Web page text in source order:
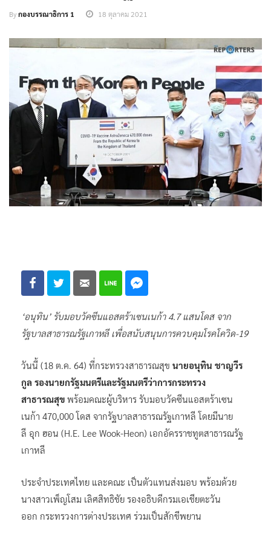
Byกองบรรณาธิการ 1 18 ตุลาคม 2021
‘อนุทิน’ รับมอบวัคซีนแอสตร้าเซนเนก้า 4.7 แสนโดส จาก
รัฐบาลสาธารณรัฐเกาหลี เพื่อสนับสนุนการควบคุมโรคโควิด-19
วันนี้ (18 ต.ค. 64) ที่กระทรวงสาธารณสุข นายอนุทิน ชาญวีร
กูล รองนายกรัฐมนตรีและรัฐมนตรีว่าการกระทรวง
สาธารณสุข พร้อมคณะผู้บริหาร รับมอบวัคซีนแอสตร้าเซน
เนก้า 470,000 โดส จากรัฐบาลสาธารณรัฐเกาหลี โดยมีนาย
ลี อุก ฮอน (H.E. Lee Wook-Heon) เอกอัครราชทูตสาธารณรัฐ
เกาหลี
ประจำประเทศไทย และคณะ เป็นตัวแทนส่งมอบ พร้อมด้วย
นางสาวเพ็ญโสม เลิศสิทธิชัย รองอธิบดีกรมเอเชียตะวัน
ออก กระทรวงการต่างประเทศ ร่วมเป็นสักขีพยาน